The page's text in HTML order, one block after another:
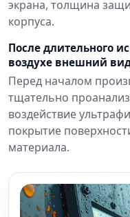
экрана, толщина
корпуса.
После длительного
воздухе внешний
Перед началом
тщательно
воздействие
покрытие
материала.